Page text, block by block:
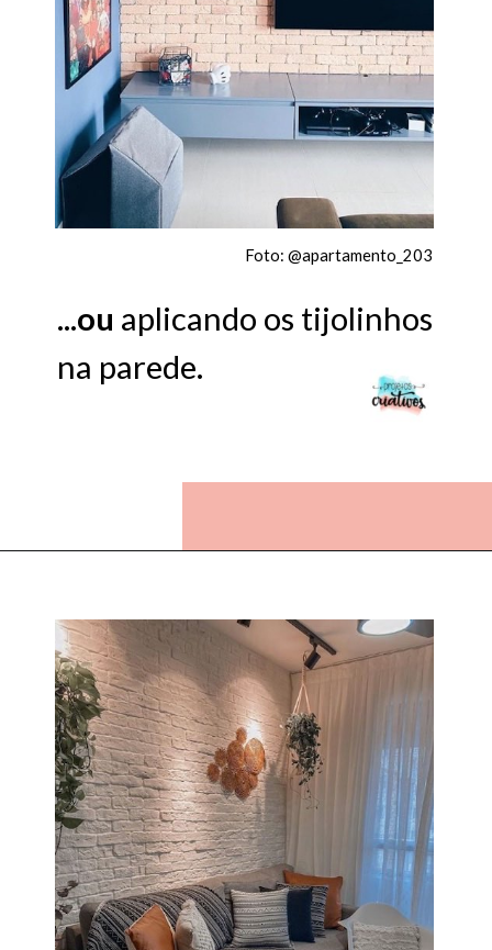
...ou aplicando os tijolinhos
na parede.
Foto: @apartamento_203